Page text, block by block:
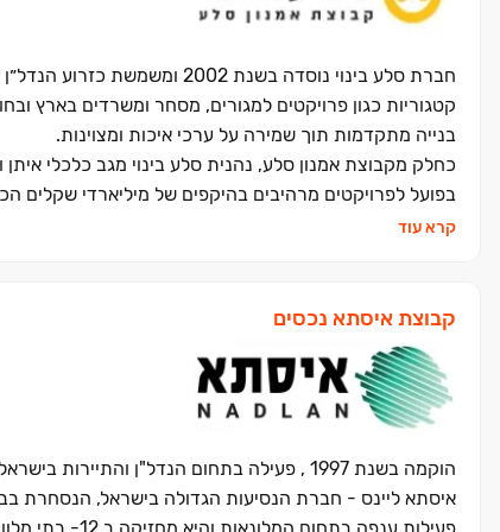
חברת סלע בינוי נוסדה בשנת
קטגוריות כגון פרויקטים למגורים, מסחר ומשרדים בארץ
בנייה מתקדמות תוך שמירה על ערכי איכות ומצוינות.
כחלק מקבוצת אמנון סלע, נהנית סלע בינוי מגב כלכלי
בפועל לפרויקטים מרהיבים בהיקפים של מיליארדי שקלים
החברה בתחום המגורים הינו בפריסה ארצית בערים: תל
בעמידה בלוחות זמנים ובשמירה על עקרונות הבנייה הירוקה
סלע בינוי מחזיקה גם בחברת הבת 'סלע ריאלטי'. סלע
שבבעלות החברה, ניתן למנות מרכזים מסחריים, בנייני
חברת בת נוספת של סלע בינוי היא 'סלע עגורנים', חברת
וחדישים המשמשים הן את פעילות הקבוצה והן את שותפיה
מהמתקדמים בענף ועתידה להכפיל את צי העגורנים שלה
לצד ניסיונה העשיר רב-השנים שצברה החברה בשני
קרא עוד
קבוצת איסתא נכסים
הוקמה בשנת 1997 , פעילה בתחום הנדל"ן והתיירות בישראל ובעולם, ומהווה את זרוע הנדל"ן של
איסתא ליינס - חברת הנסיעות הגדולה בישראל, הנסחרת